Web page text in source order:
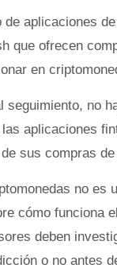
de aplicaciones
que ofrecen
en
seguimiento, no
aplicaciones
sus compras
no es
cómo funciona
deben
o no antes